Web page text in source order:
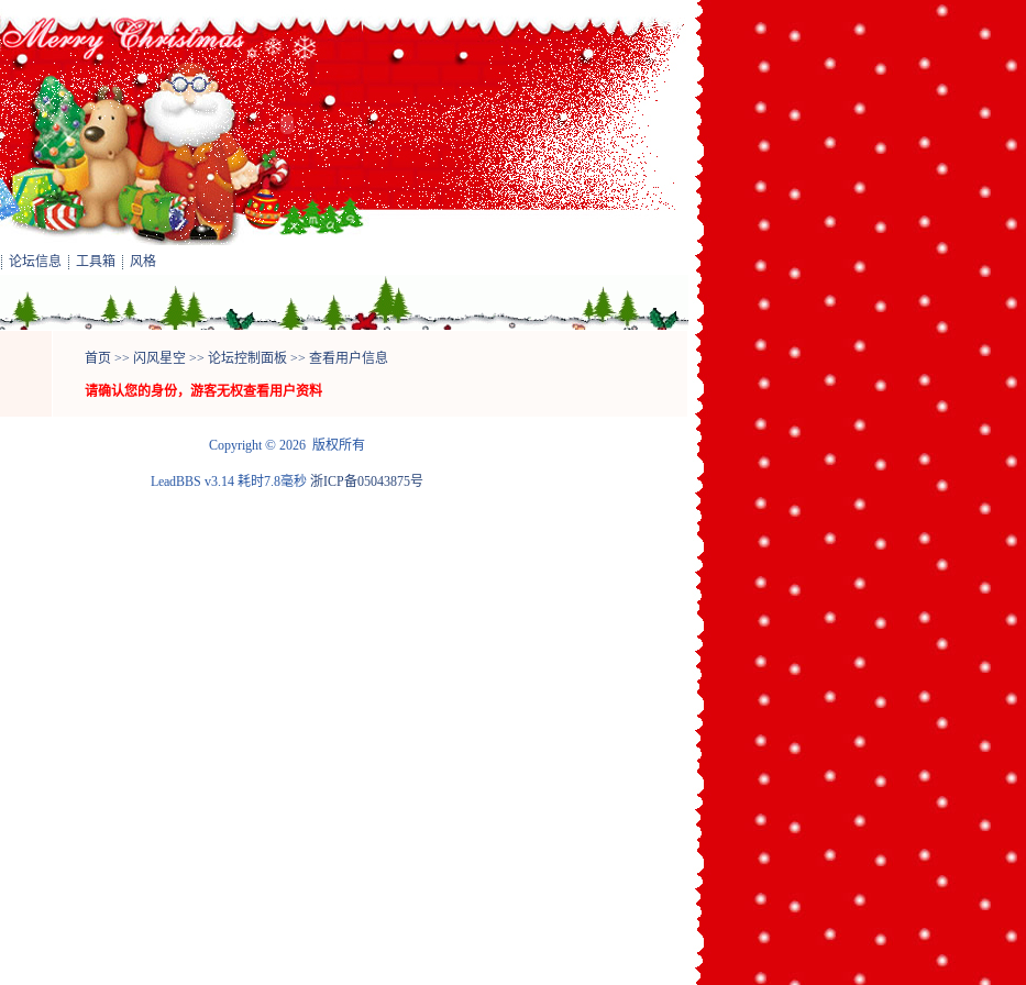
论坛信息 工具箱 风格
首页 >> 闪风星空 >> 论坛控制面板 >> 查看用户信息
请确认您的身份，游客无权查看用户资料
Copyright© 2026 版权所有
LeadBBS v3.14 耗时7.8毫秒 浙ICP备05043875号